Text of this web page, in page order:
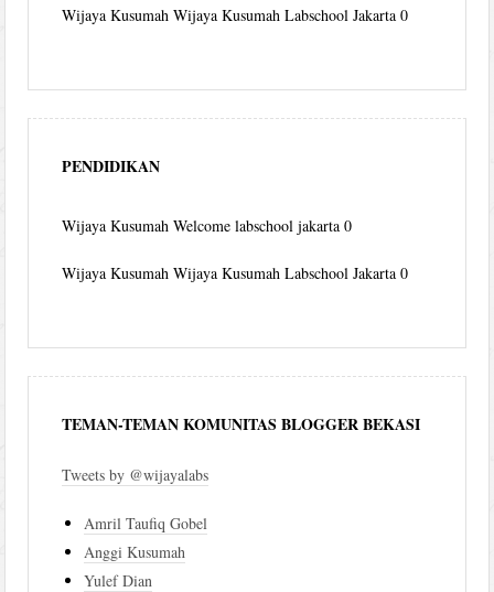
Wijaya Kusumah Wijaya Kusumah Labschool Jakarta 0
PENDIDIKAN
Wijaya Kusumah Welcome labschool jakarta 0
Wijaya Kusumah Wijaya Kusumah Labschool Jakarta 0
TEMAN-TEMAN KOMUNITAS BLOGGER BEKASI
Tweets by @wijayalabs
Amril Taufiq Gobel
Anggi Kusumah
Yulef Dian